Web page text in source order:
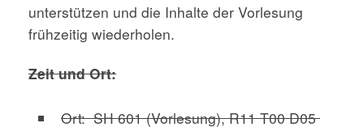
unterstützen und die Inhalte der Vorlesung
frühzeitig wiederholen.
Zeit und Ort:
Ort: SH 601 (Vorlesung), R11 T00 D05